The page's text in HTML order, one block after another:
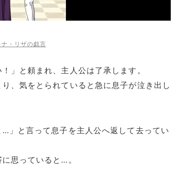
・リザの戯言
」と頼まれ、主人公は了承します。
、気をとられていると急に息子が泣き出し
」と言って息子を主人公へ返して去ってい
思っていると…。